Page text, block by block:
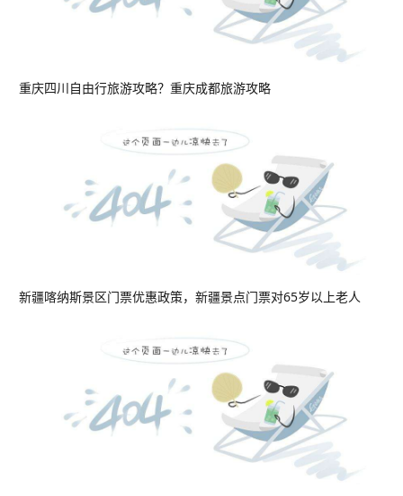
重庆四川自由行旅游攻略？重庆成都旅游攻略
新疆喀纳斯景区门票优惠政策，新疆景点门票对65岁以上老人